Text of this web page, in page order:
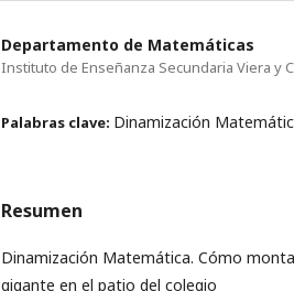
Departamento de Matemáticas
Instituto de Enseñanza Secundaria Viera y
Palabras clave: Dinamización
Resumen
Dinamización Matemática. Cómo
gigante en el patio del colegio